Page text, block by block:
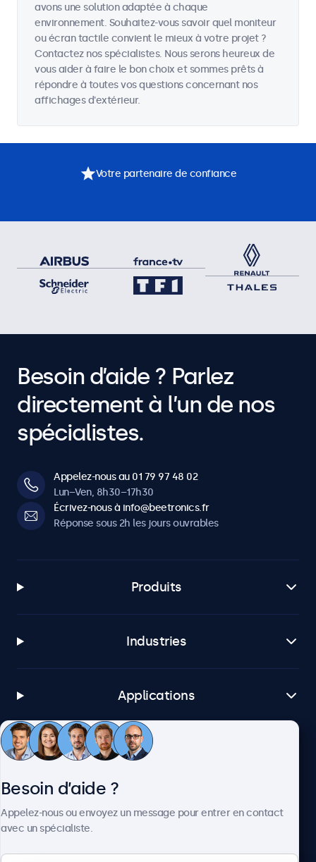
avons une solution adaptée à chaque
environnement. Souhaitez-vous savoir quel moniteur
ou écran tactile convient le mieux à votre projet ?
Contactez nos spécialistes. Nous serons heureux de
vous aider à faire le bon choix et sommes prêts à
répondre à toutes vos questions concernant nos
affichages d'extérieur.
Votre partenaire de confiance
Besoin d’aide ? Parlez
directement à l’un de nos
spécialistes.
Appelez-nous au 01 79 97 48 02
Lun–Ven, 8h30–17h30
Écrivez-nous à info@beetronics.fr
Réponse sous 2h les jours ouvrables
Produits
Industries
Applications
Service client
Besoin d’aide ?
Appelez-nous ou envoyez un message pour entrer en contact
avec un spécialiste.